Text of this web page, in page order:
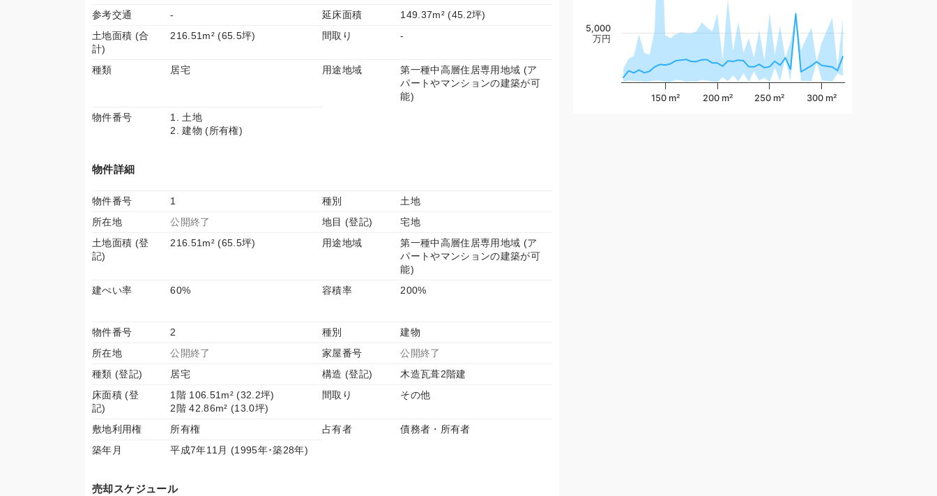
参考交通
- 延床面積
149.37m² (45.2坪)
土地面積 (合
計)
216.51m² (65.5坪) 間取り -
種類 居宅 用途地域
第一種中高層住居専用地域 (ア
パートやマンションの建築が可
能)
物件番号
1. 土地
2. 建物 (所有権)
物件詳細
物件番号 1 種別
土地
所在地
公開終了 地目 (登記)
宅地
土地面積 (登
記)
216.51m² (65.5坪) 用途地域
第一種中高層住居専用地域 (ア
パートやマンションの建築が可
能)
建ぺい率
60% 容積率 200%
物件番号 2 種別
建物
所在地
公開終了 家屋番号
公開終了
種類 (登記)
居宅 構造 (登記)
木造瓦葺2階建
床面積 (登
記)
1階 106.51m² (32.2坪)
2階 42.86m² (13.0坪)
間取り その他
敷地利用権 所有権 占有者
債務者・所有者
築年月
平成7年11月 (1995年･築28年)
売却スケジュール
150 m² 200 m² 250 m² 300 m²
5,000
万円